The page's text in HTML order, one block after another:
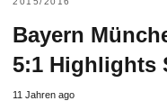
Bayern
5:1 Highlights
11 Jahren ago